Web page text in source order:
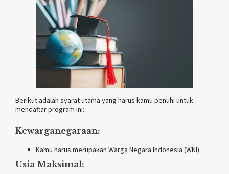
Berikut adalah syarat utama yang harus kamu penuhi untuk
mendaftar program ini:
Kewarganegaraan:
Kamu harus merupakan Warga Negara Indonesia (WNI).
Usia Maksimal: